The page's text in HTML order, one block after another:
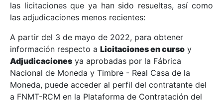
Mostrar/Ocultar
Mostrar/Ocultar
las licitaciones que ya han sido resueltas, así como
las adjudicaciones menos recientes:
A partir del 3 de mayo de 2022, para obtener
información respecto a Licitaciones en curso y
Adjudicaciones ya aprobadas por la Fábrica
Nacional de Moneda y Timbre - Real Casa de la
Moneda, puede acceder al perfil del contratante del
a FNMT-RCM en la Plataforma de Contratación del